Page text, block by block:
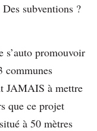
subventions ?
s’auto promouvoir
communes
JAMAIS à mettre
que ce projet
à 50 mètres